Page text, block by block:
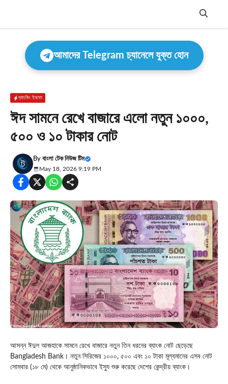
Menu
আমাদের Telegram চ্যানেলে যুক্ত হোন
ব্যাংকিং ইনফো
ঈদ সামনে রেখে বাজারে এলো নতুন ১০০০,
৫০০ ও ১০ টাকার নোট
By বাংলা টেক নিউজ টিম
May 18, 2026 9:19 PM
আসন্ন ঈদুল আজহাকে সামনে রেখে বাজারে নতুন তিন ধরনের ব্যাংক নোট ছেড়েছে
Bangladesh Bank । নতুন সিরিজের ১০০০, ৫০০ এবং ১০ টাকা মূল্যমানের এসব নোট
সোমবার (১৮ মে) থেকে আনুষ্ঠানিকভাবে ইস্যু শুরু করেছে দেশের কেন্দ্রীয় ব্যাংক।